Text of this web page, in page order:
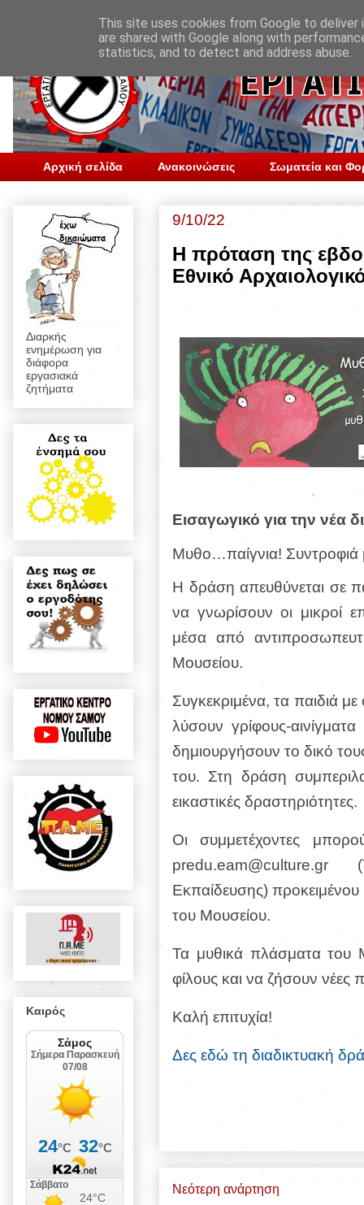
Αρχική σελίδα Ανακοινώσεις Σωματεία και
9/10/22
Η πρόταση της
Εθνικό
Εισαγωγικό για την νέα
Μυθο…παίγνια! Συντροφιά
Η δράση απευθύνεται σε
να γνωρίσουν οι μικροί
μέσα από
Μουσείου.
Συγκεκριμένα, τα παιδιά
λύσουν γρίφους-
δημιουργήσουν το δικό
του. Στη δράση
εικαστικές δραστηριότητες.
Οι συμμετέχοντες
Εκπαίδευσης)
του Μουσείου.
Τα μυθικά πλάσματα του
φίλους και να ζήσουν νέες
Καλή επιτυχία!
Δες εδώ τη διαδικτυακή
Νεότερη ανάρτηση
Διαρκής
ενημέρωση για
διάφορα
εργασιακά
ζητήματα
Καιρός
This site uses cookies from Google to
are shared with Google along with
statistics, and to detect and address abuse.